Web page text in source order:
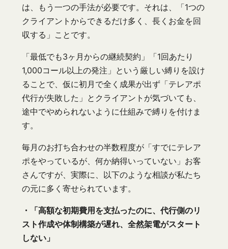
は、もう一つの手法が必要です。それは、「1つの
クライアントからできるだけ多く、長くお金を回
収する」ことです。
「最低でも3ヶ月からの継続契約」「1回あたり
1,000コール以上の発注」という厳しい縛りを設け
ることで、仮に初月で全く成果が出ず「テレアポ
代行が失敗した」とクライアントが気づいても、
途中でやめられないように仕組みで縛りを付けま
す。
毎月のお打ち合わせの半数程度が「すでにテレア
ポをやっているが、何か納得いっていない」お客
さんですが、実際に、以下のような相談が私たち
の元に多く寄せられています。
・「高額な初期費用を支払ったのに、代行側のリ
スト作成や体制構築が遅れ、全然架電がスタート
しない」